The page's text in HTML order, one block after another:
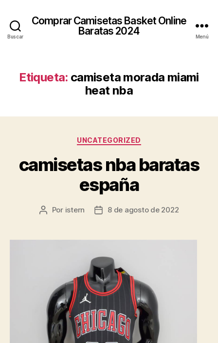
Buscar
Comprar Camisetas Basket Online
Baratas 2024
Menú
Etiqueta: camiseta morada miami
heat nba
Categorías
UNCATEGORIZED
camisetas nba baratas
españa
Autor
entrada
Por istern
Fecha
entrada
8 de agosto de 2022